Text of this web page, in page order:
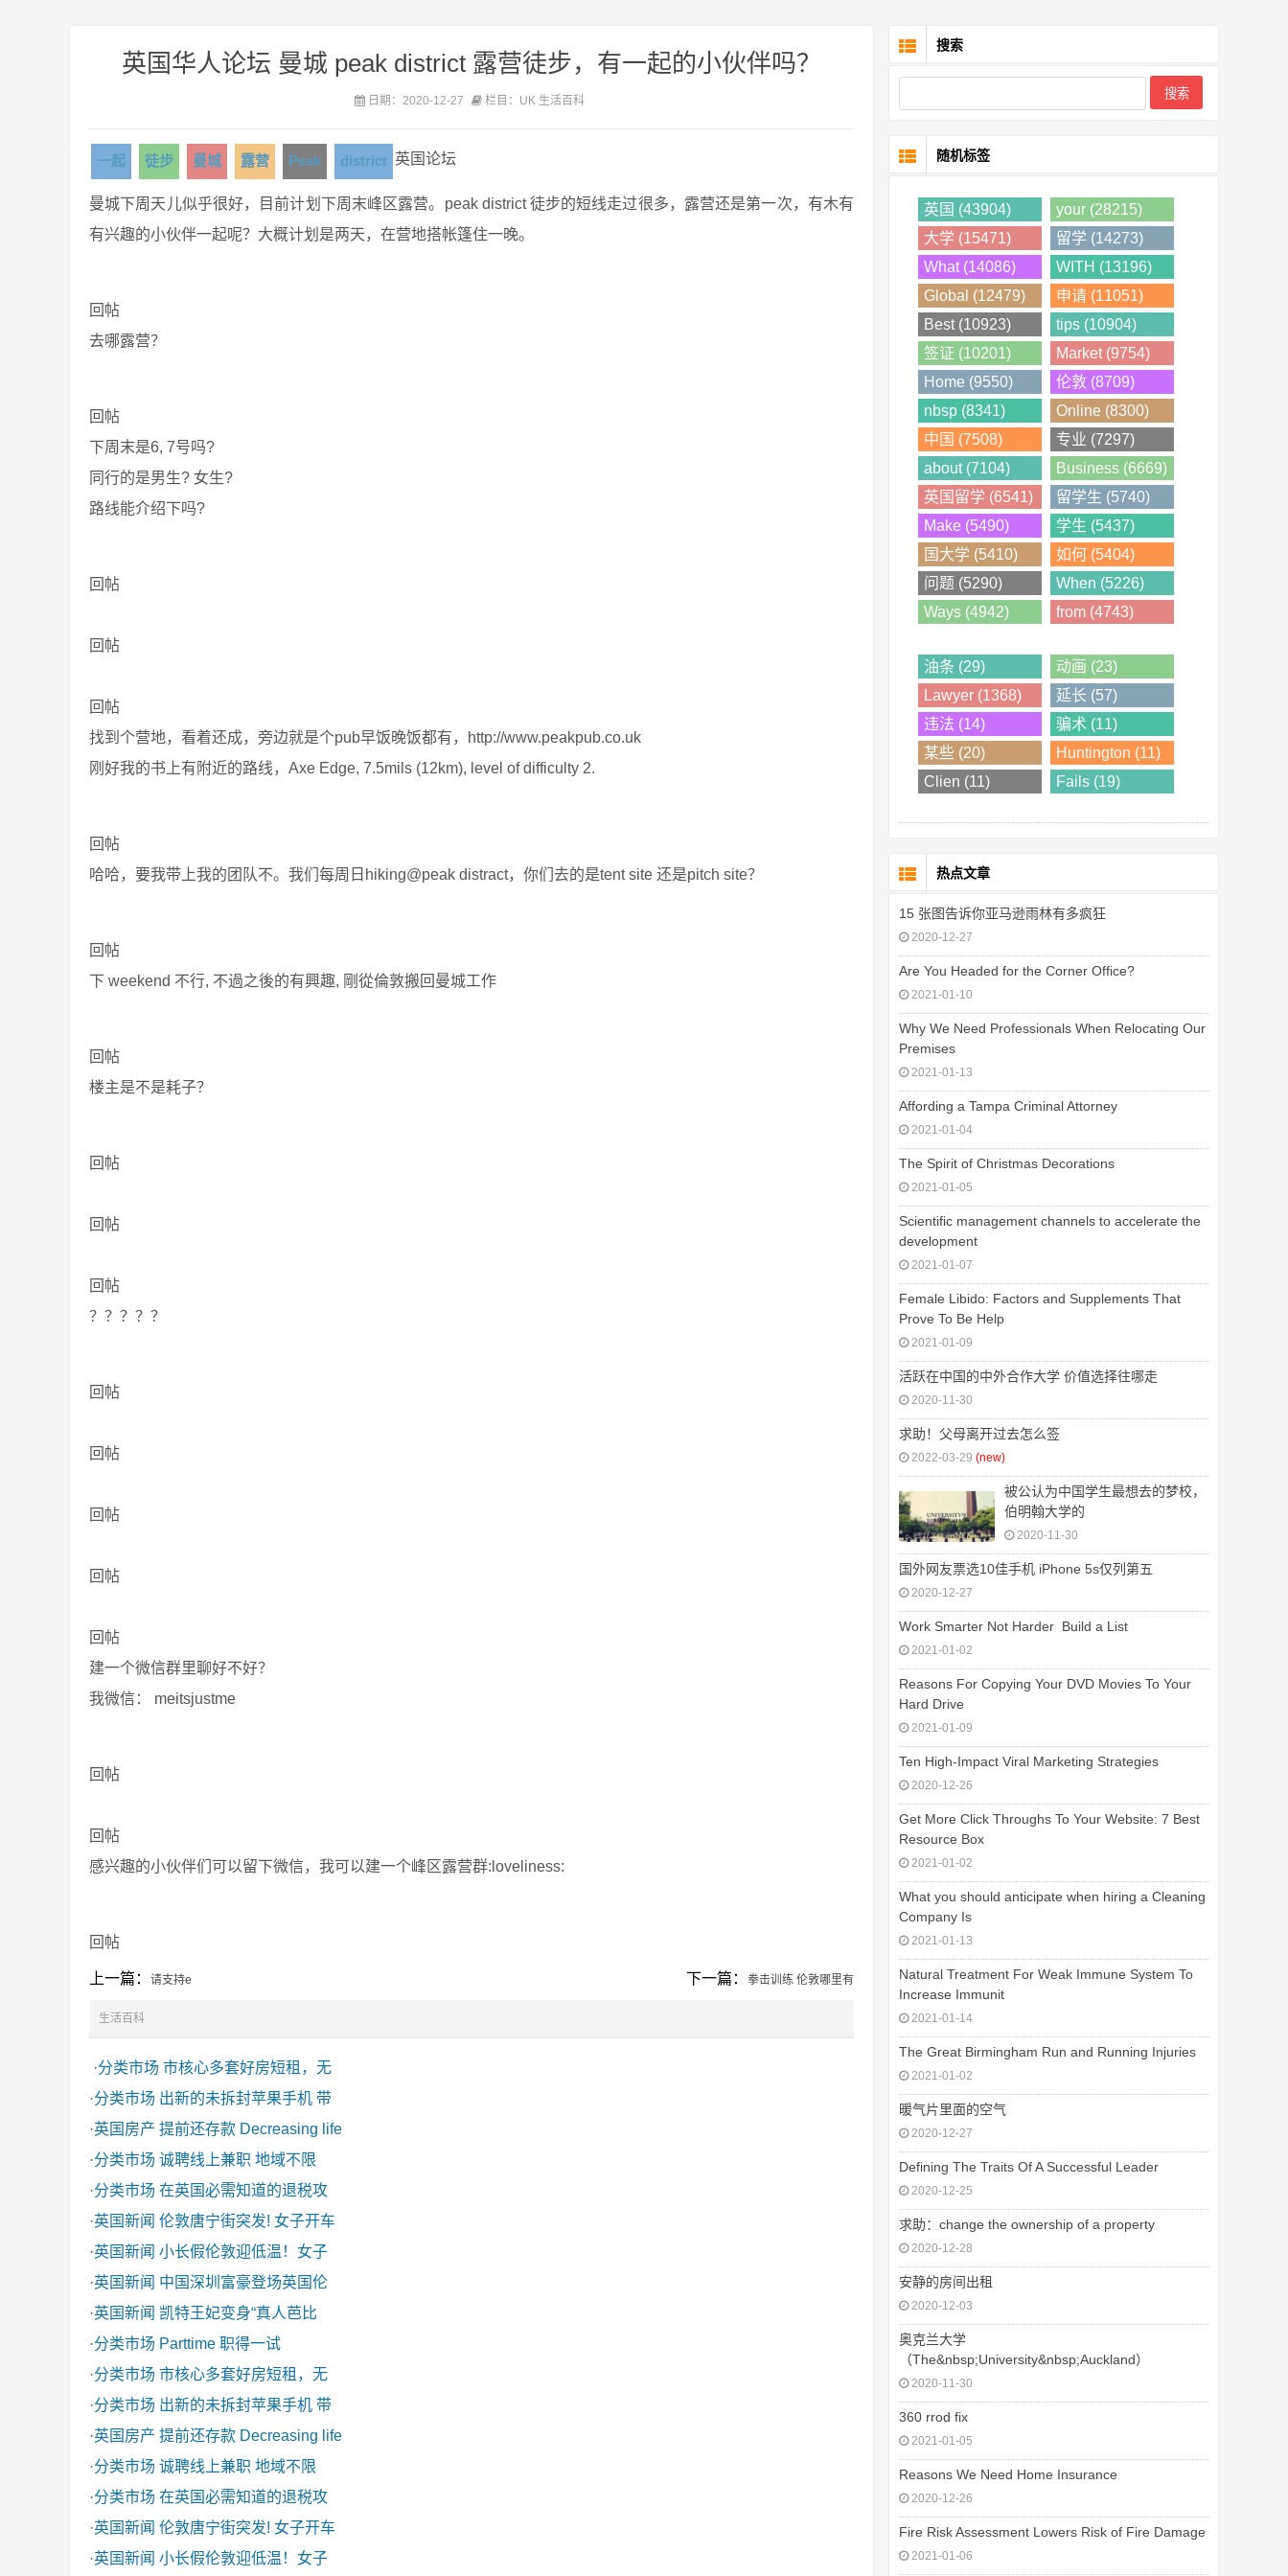
英国华人论坛 曼城 peak district 露营徒步，有一起的小伙伴吗？
日期：2020-12-27 栏目：UK 生活百科
一起 徒步 曼城 露营 Peak district 英国论坛
曼城下周天儿似乎很好，目前计划下周末峰区露营。peak district 徒步的短线走过很多，露营还是第一次，有木有
有兴趣的小伙伴一起呢？大概计划是两天，在营地搭帐篷住一晚。
回帖
去哪露营？
回帖
下周末是6, 7号吗?
同行的是男生? 女生?
路线能介绍下吗?
回帖
回帖
回帖
找到个营地，看着还成，旁边就是个pub早饭晚饭都有，http://www.peakpub.co.uk
刚好我的书上有附近的路线，Axe Edge, 7.5mils (12km), level of difficulty 2.
回帖
哈哈，要我带上我的团队不。我们每周日hiking@peak distract，你们去的是tent site 还是pitch site？
回帖
下 weekend 不行, 不過之後的有興趣, 剛從倫敦搬回曼城工作
回帖
楼主是不是耗子？
回帖
回帖
回帖
？？？？？
回帖
回帖
回帖
回帖
回帖
建一个微信群里聊好不好？
我微信： meitsjustme
回帖
回帖
感兴趣的小伙伴们可以留下微信，我可以建一个峰区露营群:loveliness:
回帖
上一篇： 请支持e 下一篇： 拳击训练 伦敦哪里有
生活百科
·分类市场 市核心多套好房短租，无
·分类市场 出新的未拆封苹果手机 带
·英国房产 提前还存款 Decreasing life
·分类市场 诚聘线上兼职 地域不限
·分类市场 在英国必需知道的退税攻
·英国新闻 伦敦唐宁街突发! 女子开车
·英国新闻 小长假伦敦迎低温！女子
·英国新闻 中国深圳富豪登场英国伦
·英国新闻 凯特王妃变身“真人芭比
·分类市场 Parttime 职得一试
·分类市场 市核心多套好房短租，无
·分类市场 出新的未拆封苹果手机 带
·英国房产 提前还存款 Decreasing life
·分类市场 诚聘线上兼职 地域不限
·分类市场 在英国必需知道的退税攻
·英国新闻 伦敦唐宁街突发! 女子开车
·英国新闻 小长假伦敦迎低温！女子
搜索
随机标签
英国 (43904)
your (28215)
大学 (15471)
留学 (14273)
What (14086)
WITH (13196)
Global (12479)
申请 (11051)
Best (10923)
tips (10904)
签证 (10201)
Market (9754)
Home (9550)
伦敦 (8709)
nbsp (8341)
Online (8300)
中国 (7508)
专业 (7297)
about (7104)
Business (6669)
英国留学 (6541)
留学生 (5740)
Make (5490)
学生 (5437)
国大学 (5410)
如何 (5404)
问题 (5290)
When (5226)
Ways (4942)
from (4743)
油条 (29)
动画 (23)
Lawyer (1368)
延长 (57)
违法 (14)
骗术 (11)
某些 (20)
Huntington (11)
Clien (11)
Fails (19)
热点文章
15 张图告诉你亚马逊雨林有多疯狂
2020-12-27
Are You Headed for the Corner Office?
2021-01-10
Why We Need Professionals When Relocating Our
Premises
2021-01-13
Affording a Tampa Criminal Attorney
2021-01-04
The Spirit of Christmas Decorations
2021-01-05
Scientific management channels to accelerate the
development
2021-01-07
Female Libido: Factors and Supplements That
Prove To Be Help
2021-01-09
活跃在中国的中外合作大学 价值选择往哪走
2020-11-30
求助！父母离开过去怎么签
2022-03-29 (new)
被公认为中国学生最想去的梦校，
伯明翰大学的
2020-11-30
国外网友票选10佳手机 iPhone 5s仅列第五
2020-12-27
Work Smarter Not Harder  Build a List
2021-01-02
Reasons For Copying Your DVD Movies To Your
Hard Drive
2021-01-09
Ten High-Impact Viral Marketing Strategies
2020-12-26
Get More Click Throughs To Your Website: 7 Best
Resource Box
2021-01-02
What you should anticipate when hiring a Cleaning
Company Is
2021-01-13
Natural Treatment For Weak Immune System To
Increase Immunit
2021-01-14
The Great Birmingham Run and Running Injuries
2021-01-02
暖气片里面的空气
2020-12-27
Defining The Traits Of A Successful Leader
2020-12-25
求助：change the ownership of a property
2020-12-28
安静的房间出租
2020-12-03
奥克兰大学
（The&nbsp;University&nbsp;Auckland）
2020-11-30
360 rrod fix
2021-01-05
Reasons We Need Home Insurance
2020-12-26
Fire Risk Assessment Lowers Risk of Fire Damage
2021-01-06